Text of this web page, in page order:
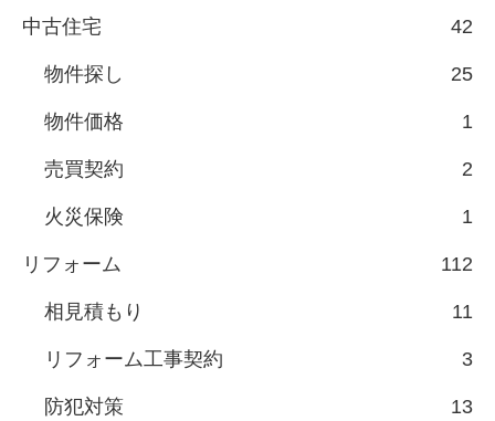
中古住宅 42
物件探し 25
物件価格 1
売買契約 2
火災保険 1
リフォーム 112
相見積もり 11
リフォーム工事契約 3
防犯対策 13